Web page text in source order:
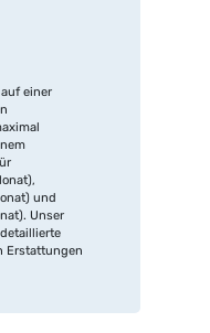
einer
und
Unser
Erstattungen